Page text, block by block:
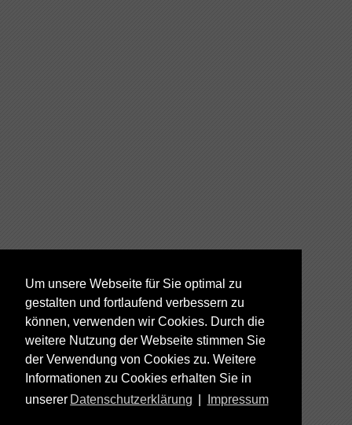
Um unsere Webseite für Sie optimal zu
gestalten und fortlaufend verbessern zu
können, verwenden wir Cookies. Durch die
weitere Nutzung der Webseite stimmen Sie
der Verwendung von Cookies zu. Weitere
Informationen zu Cookies erhalten Sie in
unserer Datenschutzerklärung Impressum